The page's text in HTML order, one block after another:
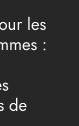
les
:
de